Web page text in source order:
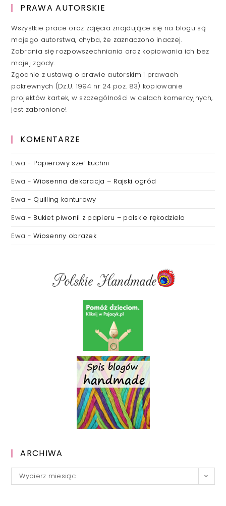
PRAWA AUTORSKIE
Wszystkie prace oraz zdjęcia znajdujące się na blogu są
mojego autorstwa, chyba, że zaznaczono inaczej.
Zabrania się rozpowszechniania oraz kopiowania ich bez
mojej zgody.
Zgodnie z ustawą o prawie autorskim i prawach
pokrewnych (Dz.U. 1994 nr 24 poz. 83) kopiowanie
projektów kartek, w szczególności w celach komercyjnych,
jest zabronione!
KOMENTARZE
Ewa - Papierowy szef kuchni
Ewa -Wiosenna dekoracja – Rajski ogród
Ewa - Quilling konturowy
Ewa - Bukiet piwonii z papieru – polskie rękodzieło
Ewa -Wiosenny obrazek
ARCHIWA
Archiwa
Wybierz miesiąc